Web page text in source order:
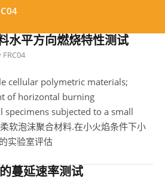
水平方向燃烧特性测试
FRC04
cellular polymetric materials;
of horizontal burning
specimens subjected to a small
软泡沫聚合材料.在小火焰条件下小
实验室评估
蔓延速率测试